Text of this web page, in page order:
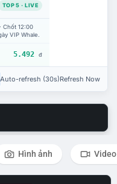
TOP 5 · LIVE
Chốt 12:00
VIP Whale.
5.492 đ
Auto-refresh (30s)Refresh Now
Hình ảnh Video